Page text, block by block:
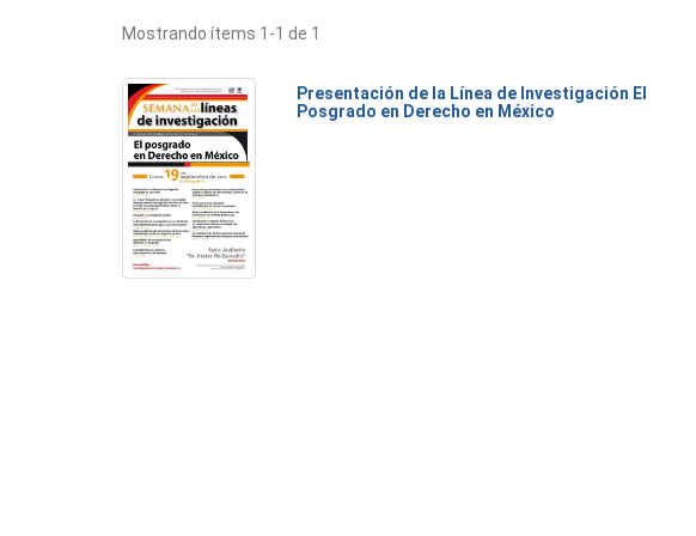
Mostrando ítems 1-1 de 1
Presentación de la Línea de Investigación El
Posgrado en Derecho en México